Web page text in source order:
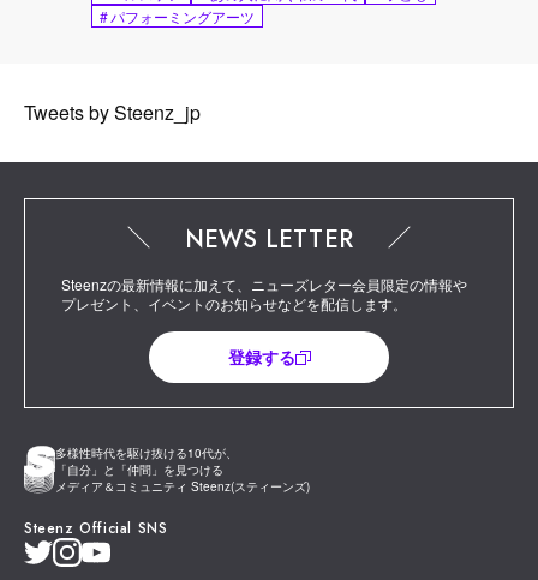
#パフォーミングアーツ
Tweets by Steenz_jp
多様性時代を駆け抜ける10代が、
「自分」と「仲間」を見つける
メディア＆コミュニティ Steenz(スティーンズ)
Steenz Official SNS
NEWS LETTER
Steenzの最新情報に加えて、ニューズレター会員限定の情報や
プレゼント、イベントのお知らせなどを配信します。
登録する